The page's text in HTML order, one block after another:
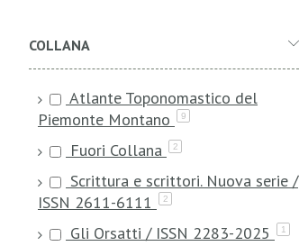
COLLANA
Atlante Toponomastico del
Piemonte Montano
9
Fuori Collana 2
Scrittura e scrittori. Nuova serie /
ISSN 2611-6111
2
Gli Orsatti / ISSN 2283-2025 1